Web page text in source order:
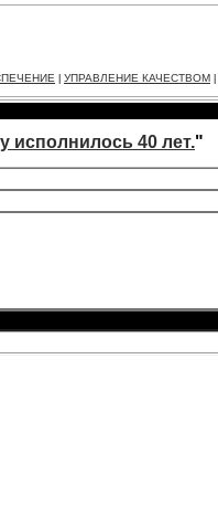
УПРАВЛЕНИЕ КАЧЕСТВОМ
исполнилось 40 лет."